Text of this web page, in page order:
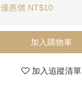
優惠價 NT$10
加入購物車
加入追蹤清單